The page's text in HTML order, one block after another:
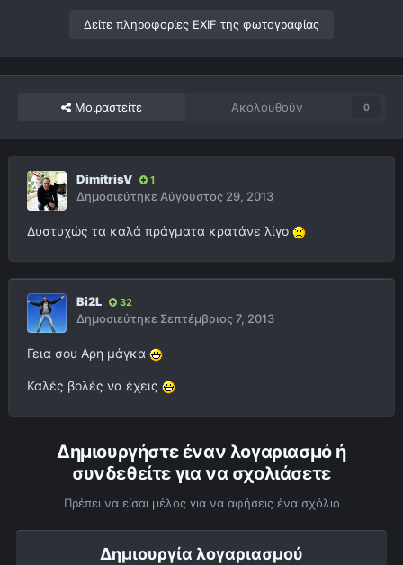
Δείτε πληροφορίες EXIF της φωτογραφίας
Μοιραστείτε Ακολουθούν 0
DimitrisV 1
ΔημοσιεύτηκεΑύγουστος 29, 2013
Δυστυχώς τα καλά πράγματα κρατάνε λίγο
Bi2L 32
Δημοσιεύτηκε Σεπτέμβριος 7, 2013
Γεια σου Αρη μάγκα
Καλές βολές να έχεις
Δημιουργήστε έναν λογαριασμό ή
συνδεθείτε για να σχολιάσετε
Πρέπει να είσαι μέλος για να αφήσεις ένα σχόλιο
Δημιουργία λογαριασμού